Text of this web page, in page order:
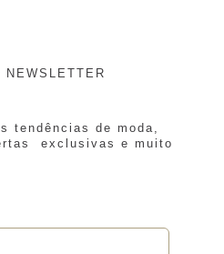
NEWSLETTER
tendências de moda,
exclusivas e muito